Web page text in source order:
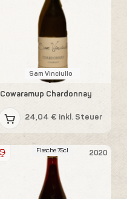
Sam Vinciullo
Cowaramup Chardonnay
24,04 € inkl. Steuer
2020
Flasche 75cl